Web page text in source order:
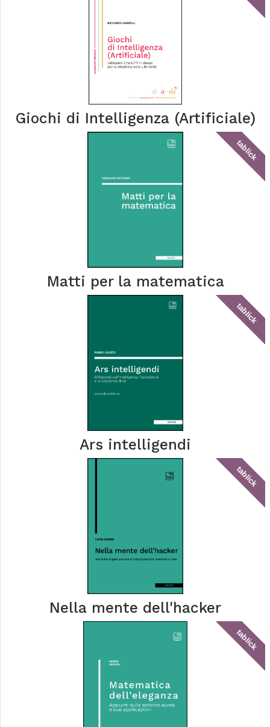
Giochi di Intelligenza (Artificiale)
tablick
Matti per la matematica
tablick
Ars intelligendi
tablick
Nella mente dell'hacker
tablick